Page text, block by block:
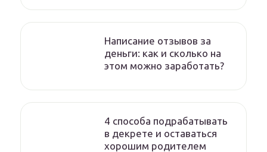
Написание отзывов за
деньги: как и сколько на
этом можно заработать?
4 способа подрабатывать
в декрете и оставаться
хорошим родителем